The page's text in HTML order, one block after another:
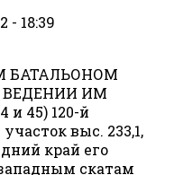
- 18:39
БАТАЛЬОНОМ
ИМ
45) 120-й
выс. 233,1,
край его
скатам